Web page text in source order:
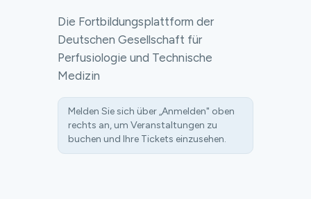
Die Fortbildungsplattform der
Deutschen Gesellschaft für
Perfusiologie und Technische
Medizin
Melden Sie sich über „Anmelden" oben
rechts an, um Veranstaltungen zu
buchen und Ihre Tickets einzusehen.